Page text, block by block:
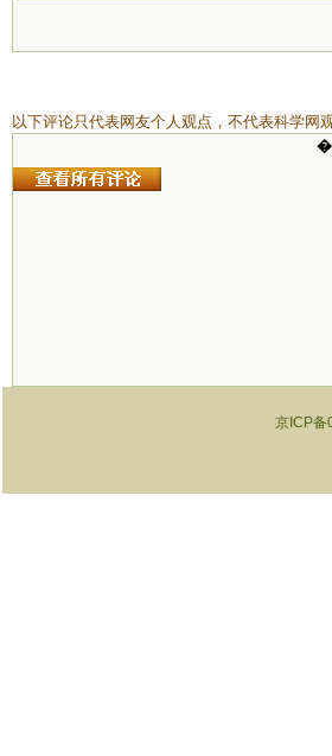
以下评论只代表网友个人观点，不代表科学网观
京ICP备